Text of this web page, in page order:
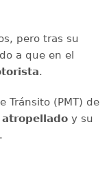
pero tras su
a que en el
.
Tránsito (PMT) de
atropelladoy su